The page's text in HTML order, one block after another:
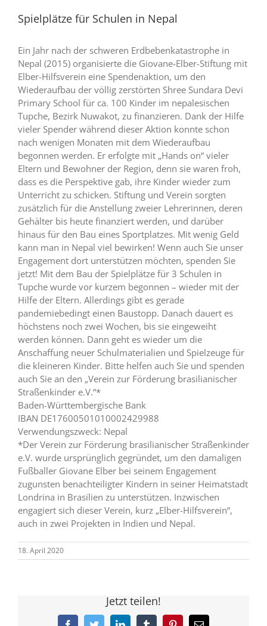
Spielplätze für Schulen in Nepal
Ein Jahr nach der schweren Erdbebenkatastrophe in
Nepal (2015) organisierte die Giovane-Elber-Stiftung mit
Elber-Hilfsverein eine Spendenaktion, um den
Wiederaufbau der völlig zerstörten Shree Sundara Devi
Primary School für ca. 100 Kinder im nepalesischen
Tupche, Bezirk Nuwakot, zu finanzieren. Dank der Hilfe
vieler Spender während dieser Aktion konnte schon
nach wenigen Monaten mit dem Wiederaufbau
begonnen werden. Er erfolgte mit „Hands on“ vieler
Eltern und Bewohner der Region, denn sie waren froh,
dass es die Perspektive gab, ihre Kinder wieder zum
Unterricht zu schicken. Stiftung und Verein sorgten
zusätzlich für die Anstellung zweier Lehrerinnen, deren
Gehälter bis heute finanziert werden, und darüber
hinaus für den Bau eines Sportplatzes. Mit wenig Geld
kann man in Nepal viel bewirken! Wenn auch Sie unser
Engagement dort unterstützen möchten, spenden Sie
jetzt! Mit dem Bau der Spielplätze für 3 Schulen in
Tupche wurde vor kurzem begonnen – wieder mit der
Hilfe der Eltern. Allerdings gibt es gerade
pandemiebedingt einen Baustopp. Danach dauert es
höchstens noch zwei Wochen, bis sie eingeweiht
werden können. Dann geht es wieder um die
Anschaffung neuer Schulmaterialien und Spielzeuge für
die kleineren Kinder. Bitte helfen auch Sie und spenden
auch Sie an den „Verein zur Förderung brasilianischer
Straßenkinder e.V.“*
Baden-Württembergische Bank
IBAN DE17600501010002429988
Verwendungszweck: Nepal
*Der Verein zur Förderung brasilianischer Straßenkinder
e.V. wurde ursprünglich gegründet, um den damaligen
Fußballer Giovane Elber bei seinem Engagement
zugunsten benachteiligter Kindern in seiner Heimatstadt
Londrina in Brasilien zu unterstützen. Inzwischen
engagiert sich dieser Verein, kurz „Elber-Hilfsverein“,
auch in zwei Projekten in Indien und Nepal.
18. April 2020
Jetzt teilen!